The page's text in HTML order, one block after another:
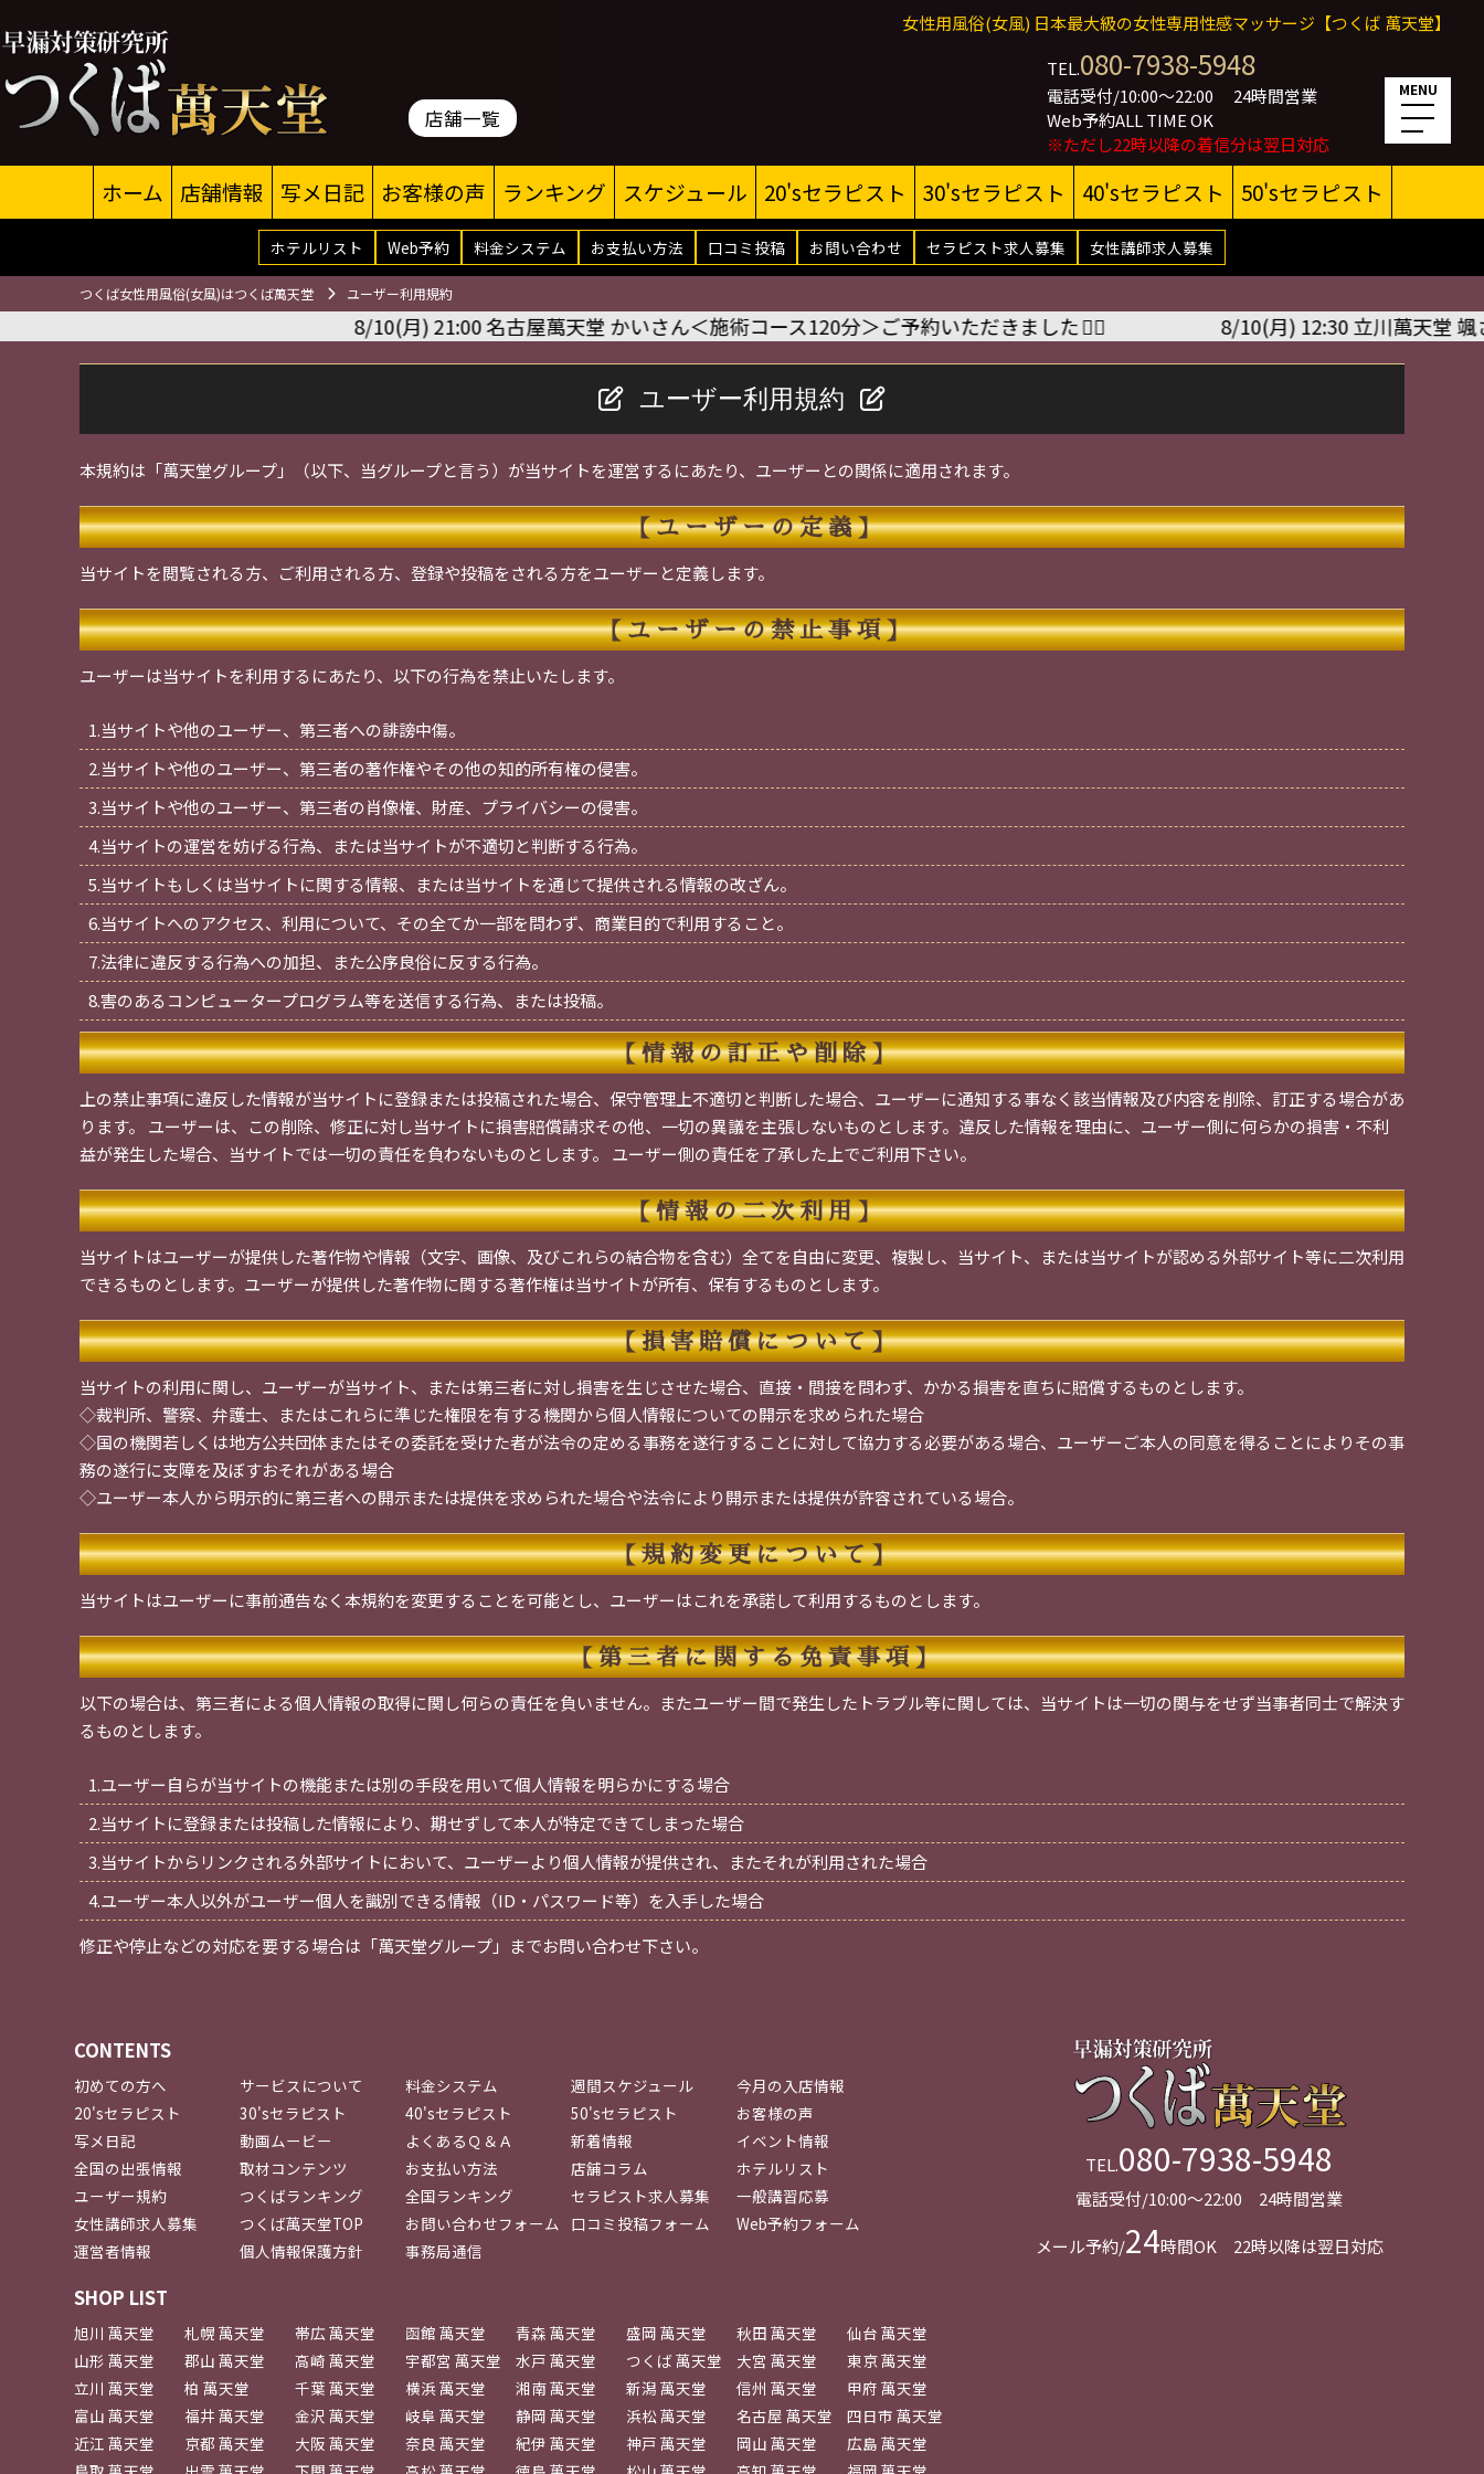
女性用風俗(女風) 日本最大級の女性専用性感マッサージ【つくば 萬天堂】
TEL.080-7938-5948
電話受付/10:00～22:00 24時間営業
Web予約ALL TIME OK
※ただし22時以降の着信分は翌日対応
MENU
店舗一覧
ホーム 店舗情報 写メ日記 お客様の声 ランキング スケジュール 20'sセラピスト 30'sセラピスト 40'sセラピスト 50'sセラピスト
ホテルリスト Web予約 料金システム お支払い方法 口コミ投稿 お問い合わせ セラピスト求人募集 女性講師求人募集
つくば女性用風俗(女風)はつくば萬天堂 ユーザー利用規約
8/10(月) 21:00 名古屋萬天堂 かいさん＜施術コース120分＞ご予約いただきました🙇‍♂️ 8/10(月) 12:30 立川萬天堂 颯さん＜施
ユーザー利用規約
本規約は「萬天堂グループ」（以下、当グループと言う）が当サイトを運営するにあたり、ユーザーとの関係に適用されます。
【ユーザーの定義】
当サイトを閲覧される方、ご利用される方、登録や投稿をされる方をユーザーと定義します。
【ユーザーの禁止事項】
ユーザーは当サイトを利用するにあたり、以下の行為を禁止いたします。
1.当サイトや他のユーザー、第三者への誹謗中傷。
2.当サイトや他のユーザー、第三者の著作権やその他の知的所有権の侵害。
3.当サイトや他のユーザー、第三者の肖像権、財産、プライバシーの侵害。
4.当サイトの運営を妨げる行為、または当サイトが不適切と判断する行為。
5.当サイトもしくは当サイトに関する情報、または当サイトを通じて提供される情報の改ざん。
6.当サイトへのアクセス、利用について、その全てか一部を問わず、商業目的で利用すること。
7.法律に違反する行為への加担、また公序良俗に反する行為。
8.害のあるコンピュータープログラム等を送信する行為、または投稿。
【情報の訂正や削除】
上の禁止事項に違反した情報が当サイトに登録または投稿された場合、保守管理上不適切と判断した場合、ユーザーに通知する事なく該当情報及び内容を削除、訂正する場合があ
ります。 ユーザーは、この削除、修正に対し当サイトに損害賠償請求その他、一切の異議を主張しないものとします。違反した情報を理由に、ユーザー側に何らかの損害・不利
益が発生した場合、当サイトでは一切の責任を負わないものとします。 ユーザー側の責任を了承した上でご利用下さい。
【情報の二次利用】
当サイトはユーザーが提供した著作物や情報（文字、画像、及びこれらの結合物を含む）全てを自由に変更、複製し、当サイト、または当サイトが認める外部サイト等に二次利用
できるものとします。ユーザーが提供した著作物に関する著作権は当サイトが所有、保有するものとします。
【損害賠償について】
当サイトの利用に関し、ユーザーが当サイト、または第三者に対し損害を生じさせた場合、直接・間接を問わず、かかる損害を直ちに賠償するものとします。
◇裁判所、警察、弁護士、またはこれらに準じた権限を有する機関から個人情報についての開示を求められた場合
◇国の機関若しくは地方公共団体またはその委託を受けた者が法令の定める事務を遂行することに対して協力する必要がある場合、ユーザーご本人の同意を得ることによりその事
務の遂行に支障を及ぼすおそれがある場合
◇ユーザー本人から明示的に第三者への開示または提供を求められた場合や法令により開示または提供が許容されている場合。
【規約変更について】
当サイトはユーザーに事前通告なく本規約を変更することを可能とし、ユーザーはこれを承諾して利用するものとします。
【第三者に関する免責事項】
以下の場合は、第三者による個人情報の取得に関し何らの責任を負いません。またユーザー間で発生したトラブル等に関しては、当サイトは一切の関与をせず当事者同士で解決す
るものとします。
1.ユーザー自らが当サイトの機能または別の手段を用いて個人情報を明らかにする場合
2.当サイトに登録または投稿した情報により、期せずして本人が特定できてしまった場合
3.当サイトからリンクされる外部サイトにおいて、ユーザーより個人情報が提供され、またそれが利用された場合
4.ユーザー本人以外がユーザー個人を識別できる情報（ID・パスワード等）を入手した場合
修正や停止などの対応を要する場合は「萬天堂グループ」までお問い合わせ下さい。
CONTENTS
初めての方へ サービスについて 料金システム 週間スケジュール
今月の入店情報
20'sセラピスト
30'sセラピスト 40'sセラピスト 50'sセラピスト
お客様の声
写メ日記
動画ムービー よくあるＱ＆Ａ 新着情報
イベント情報
全国の出張情報
取材コンテンツ お支払い方法 店舗コラム
ホテルリスト
ユーザー規約
つくばランキング 全国ランキング セラピスト求人募集
一般講習応募
女性講師求人募集
つくば萬天堂TOP お問い合わせフォーム 口コミ投稿フォーム
Web予約フォーム
運営者情報
個人情報保護方針 事務局通信
SHOP LIST
旭川 萬天堂 札幌 萬天堂 帯広 萬天堂 函館 萬天堂 青森 萬天堂 盛岡 萬天堂 秋田 萬天堂
仙台 萬天堂
山形 萬天堂
郡山 萬天堂 高崎 萬天堂 宇都宮 萬天堂 水戸 萬天堂 つくば 萬天堂 大宮 萬天堂
東京 萬天堂
立川 萬天堂
柏 萬天堂 千葉 萬天堂 横浜 萬天堂 湘南 萬天堂 新潟 萬天堂 信州 萬天堂
甲府 萬天堂
富山 萬天堂
福井 萬天堂 金沢 萬天堂 岐阜 萬天堂 静岡 萬天堂 浜松 萬天堂 名古屋 萬天堂
四日市 萬天堂
近江 萬天堂
京都 萬天堂 大阪 萬天堂 奈良 萬天堂 紀伊 萬天堂 神戸 萬天堂 岡山 萬天堂
広島 萬天堂
TEL.080-7938-5948
電話受付/10:00～22:00 24時間営業
メール予約/24時間OK 22時以降は翌日対応